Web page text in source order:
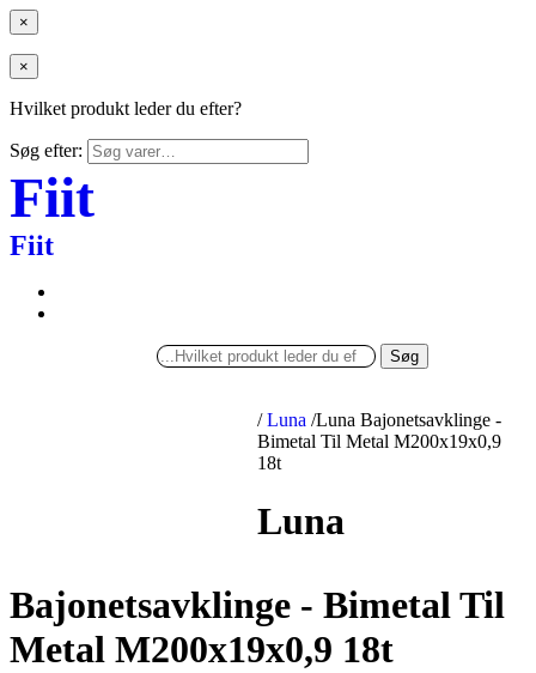
×
×
Hvilket produkt leder du efter?
Søg efter:
Fiit
Fiit
Søg
/ Luna /Luna Bajonetsavklinge -
Bimetal Til Metal M200x19x0,9
18t
Luna
Bajonetsavklinge - Bimetal Til
Metal M200x19x0,9 18t